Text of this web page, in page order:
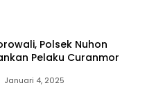
Polsek Nuhon
Pelaku Curanmor
Januari 4, 2025